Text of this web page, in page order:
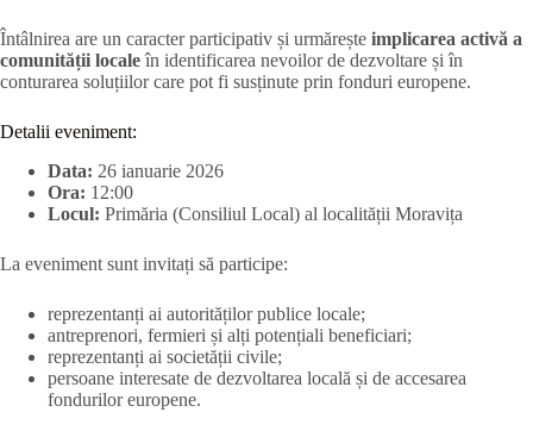
Întâlnirea are un caracter participativ și urmărește implicarea activă a
comunității localeîn identificarea nevoilor de dezvoltare și în
conturarea soluțiilor care pot fi susținute prin fonduri europene.
Detalii eveniment:
Data: 26 ianuarie 2026
Ora: 12:00
Locul: Primăria (Consiliul Local) al localității Moravița
La eveniment sunt invitați să participe:
reprezentanți ai autorităților publice locale;
antreprenori, fermieri și alți potențiali beneficiari;
reprezentanți ai societății civile;
persoane interesate de dezvoltarea locală și de accesarea
fondurilor europene.